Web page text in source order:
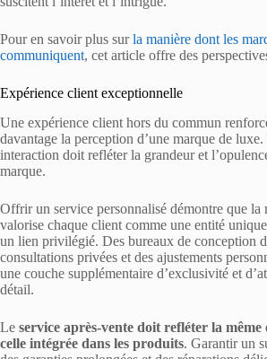
Pour en savoir plus surla manière dont les
communiquent, cet article offre des
Expérience client exceptionnelle
Une expérience client hors du commun
davantage la perception d’une marque de
interaction doit refléter la grandeur et
marque.
Offrir un service personnalisé démontre que la
valorise chaque client comme une entité
un lien privilégié. Des bureaux de conception
consultations privées et des ajustements
une couche supplémentaire d’exclusivité et
détail.
Le service après-vente doit refléter la même
celle intégrée dans les produits. Garantir un